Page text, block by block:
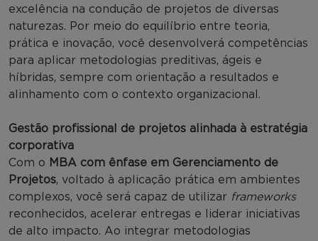
excelência na condução de projetos de diversas
naturezas. Por meio do equilíbrio entre teoria,
prática e inovação, você desenvolverá competências
para aplicar metodologias preditivas, ágeis e
híbridas, sempre com orientação a resultados e
alinhamento com o contexto organizacional.
Gestão profissional de projetos alinhada à estratégia
corporativa
Com o MBA com ênfase em Gerenciamento de
Projetos, voltado à aplicação prática em ambientes
complexos, você será capaz de utilizar frameworks
reconhecidos, acelerar entregas e liderar iniciativas
de alto impacto. Ao integrar metodologias